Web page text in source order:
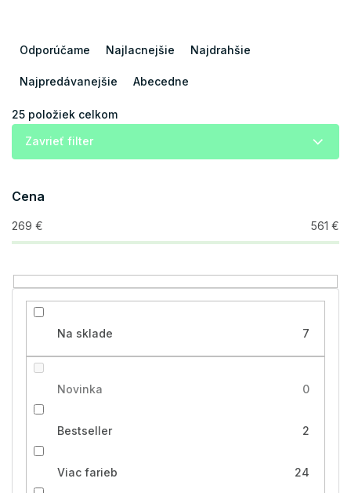
i
d
u
k
o
v
Odporúčame Najlacnejšie Najdrahšie
Najpredávanejšie Abecedne
25 položiek celkom
Zavrieť filter
Cena
269 € 561 €
Na sklade 7
Novinka 0
Bestseller 2
Viac farieb 24